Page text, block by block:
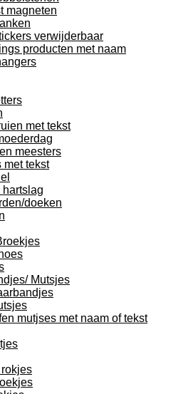
magneten
verwijderbaar
producten met naam
met tekst
meesters
met tekst
hartslag
doeken
Mutsjes
mutjses met naam of tekst